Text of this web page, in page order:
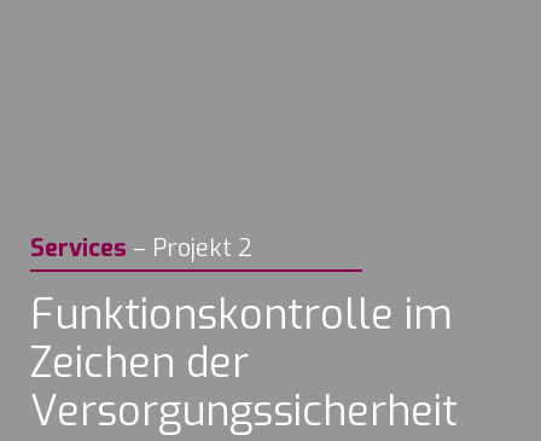
Services – Projekt 2
Funktionskontrolle im
Zeichen der
Versorgungssicherheit